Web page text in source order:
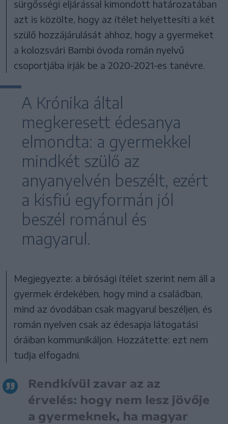
sürgősségi eljárással kimondott határozatában
azt is közölte, hogy az ítélet helyettesíti a két
szülő hozzájárulását ahhoz, hogy a gyermeket
a kolozsvári Bambi óvoda román nyelvű
csoportjába írják be a 2020-2021-es tanévre.
A Krónika által
megkeresett édesanya
elmondta: a gyermekkel
mindkét szülő az
anyanyelvén beszélt, ezért
a kisfiú egyformán jól
beszél románul és
magyarul.
Megjegyezte: a bírósági ítélet szerint nem áll a
gyermek érdekében, hogy mind a családban,
mind az óvodában csak magyarul beszéljen, és
román nyelven csak az édesapja látogatási
óráiban kommunikáljon. Hozzátette: ezt nem
tudja elfogadni.
Rendkívül zavar az az
érvelés: hogy nem lesz jövője
a gyermeknek, ha magyar